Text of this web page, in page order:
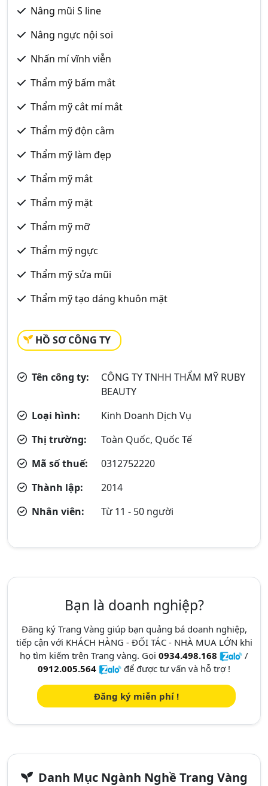
Nâng mũi S line
Nâng ngực nội soi
Nhấn mí vĩnh viễn
Thẩm mỹ bấm mắt
Thẩm mỹ cắt mí mắt
Thẩm mỹ độn cằm
Thẩm mỹ làm đẹp
Thẩm mỹ mắt
Thẩm mỹ mặt
Thẩm mỹ mỡ
Thẩm mỹ ngực
Thẩm mỹ sửa mũi
Thẩm mỹ tạo dáng khuôn mặt
HỒ SƠ CÔNG TY
Tên công ty:
CÔNG TY TNHH THẨM MỸ RUBY
BEAUTY
Loại hình:
Kinh Doanh Dịch Vụ
Thị trường:
Toàn Quốc, Quốc Tế
Mã số thuế:
0312752220
Thành lập:
2014
Nhân viên:
Từ 11 - 50 người
Bạn là doanh nghiệp?
Đăng ký Trang Vàng giúp bạn quảng bá doanh nghiệp,
tiếp cận với KHÁCH HÀNG - ĐỐI TÁC - NHÀ MUA LỚN khi
họ tìm kiếm trên Trang vàng. Gọi 0934.498.168
/
0912.005.564
để được tư vấn và hỗ trợ !
Đăng ký miễn phí !
Danh Mục Ngành Nghề Trang Vàng